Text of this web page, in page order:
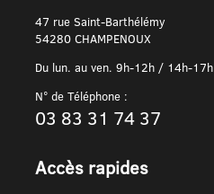
47 rue Saint-Barthélémy
54280 CHAMPENOUX
Du lun. au ven. 9h-12h / 14h-17h
N° de Téléphone :
03 83 31 74 37
Accès rapides